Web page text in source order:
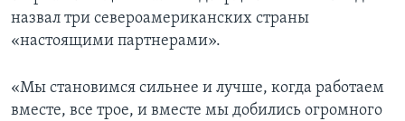
назвал три североамериканских страны
«настоящими партнерами».
«Мы становимся сильнее и лучше, когда работаем
вместе, все трое, и вместе мы добились огромного